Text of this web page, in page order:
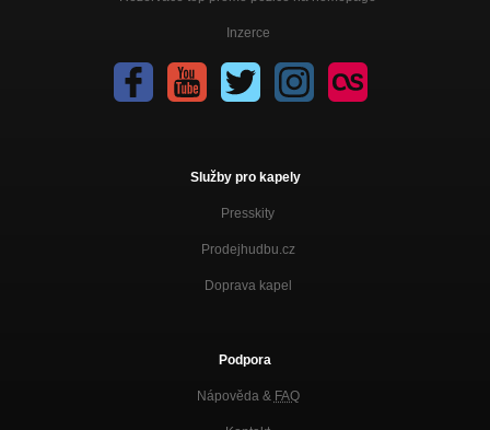
Inzerce
Služby pro kapely
Presskity
Prodejhudbu.cz
Doprava kapel
Podpora
Nápověda & FAQ